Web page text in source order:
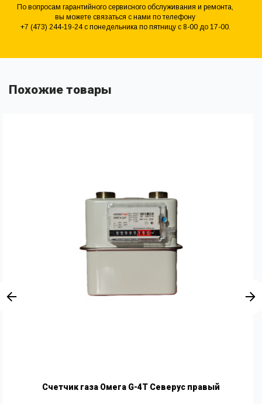
По вопросам гарантийного сервисного обслуживания и ремонта,
вы можете связаться с нами по телефону
+7 (473) 244-19-24 с понедельника по пятницу с 8-00 до 17-00.
Похожие товары
Счетчик газа Омега G-4Т Северус правый